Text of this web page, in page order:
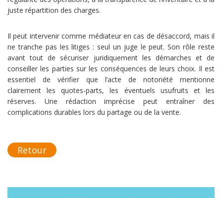
juste répartition des charges.
Il peut intervenir comme médiateur en cas de désaccord, mais il
ne tranche pas les litiges : seul un juge le peut. Son rôle reste
avant tout de sécuriser juridiquement les démarches et de
conseiller les parties sur les conséquences de leurs choix. Il est
essentiel de vérifier que l’acte de notoriété mentionne
clairement les quotes-parts, les éventuels usufruits et les
réserves. Une rédaction imprécise peut entraîner des
complications durables lors du partage ou de la vente.
Retour